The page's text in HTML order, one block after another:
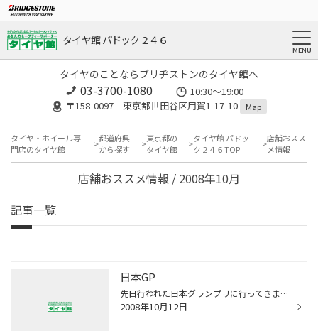
タイヤ館 パドック２４６
タイヤのことならブリヂストンのタイヤ館へ
03-3700-1080
10:30～19:00
〒158-0097 東京都世田谷区用賀1-17-10
Map
タイヤ・ホイール専
門店のタイヤ館
都道府県
から探す
東京都の
タイヤ館
タイヤ館 パドッ
ク２４６TOP
店舗おスス
メ情報
店舗おススメ情報 / 2008年10月
記事一覧
日本GP
先日行われた日本グランプリに行ってきました。 もちろん仕事の一環ですが。 注目の中嶋一貴選手はクラッシュに巻き込まれて最下位となってしまいましたね。 でも完走出来ただけでも凄い事だと思います。 それにしても生で見るあの迫力はTVとは別格ですね。 会話にならない爆音に痺れっぱなしでした。
2008年10月12日